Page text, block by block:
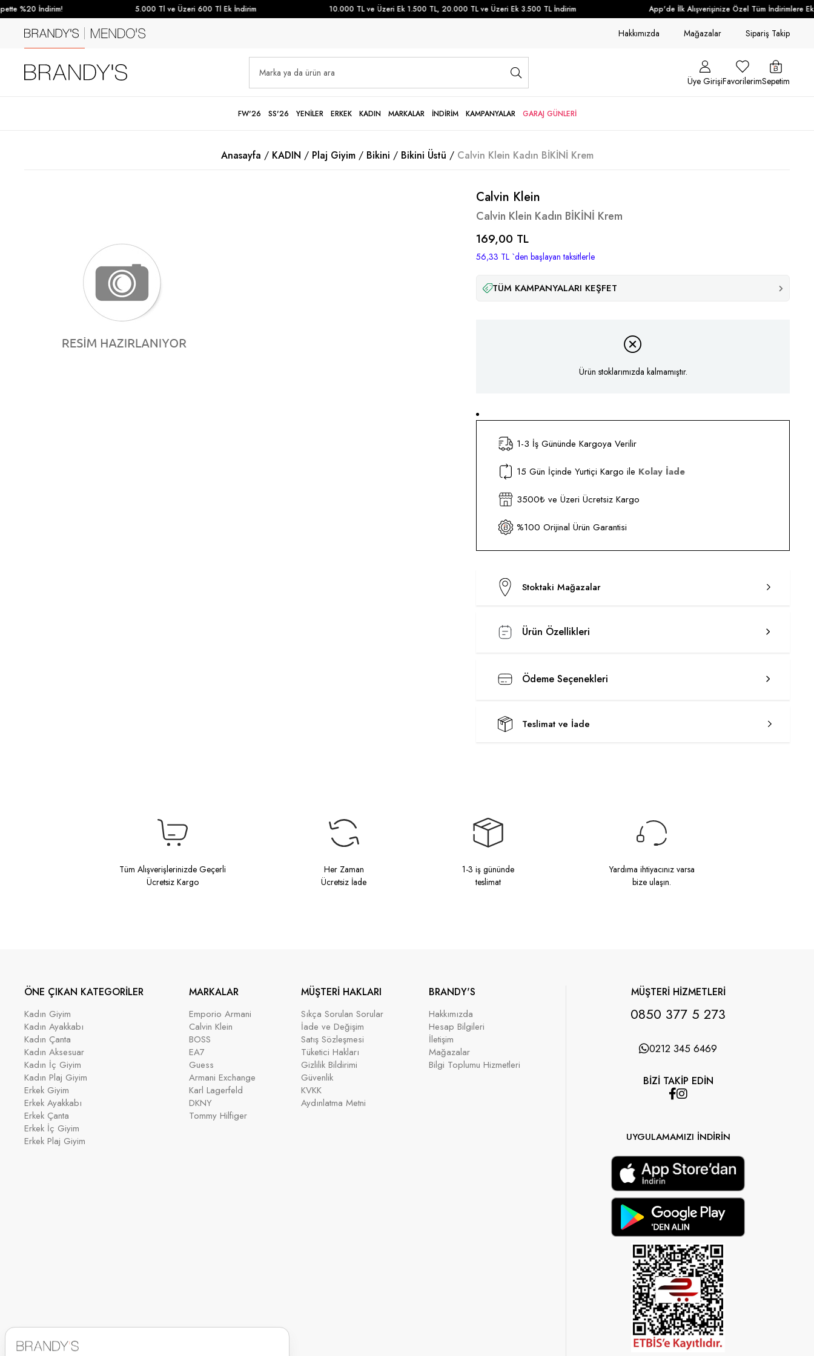
%20 İndirim! 5.000 Tl ve Üzeri 600 Tl Ek İndirim 10.000 TL ve Üzeri Ek 1.500 TL, 20.000 TL ve Üzeri Ek 3.500 TL İndirim App'de İlk Alışverişinize Özel Tüm İndirimlere Ek
Hakkımızda Mağazalar Sipariş Takip
Üye GirişiFavorilerimSepetim
FW'26 SS'26 YENİLER ERKEK KADIN MARKALAR İNDİRİM KAMPANYALAR GARAJ GÜNLERİ
Anasayfa KADIN Plaj Giyim Bikini Bikini Üstü Calvin Klein Kadın BİKİNİ Krem
Calvin Klein
Calvin Klein Kadın BİKİNİ Krem
169,00 TL
56,33 TL `den başlayan taksitlerle
TÜM KAMPANYALARI KEŞFET
Ürün stoklarımızda kalmamıştır.
1-3 İş Gününde Kargoya Verilir
15 Gün İçinde Yurtiçi Kargo ile Kolay İade
3500₺ ve Üzeri Ücretsiz Kargo
%100 Orijinal Ürün Garantisi
Stoktaki Mağazalar
Ürün Özellikleri
Ödeme Seçenekleri
Teslimat ve İade
Tüm Alışverişlerinizde Geçerli
Ücretsiz Kargo
Her Zaman
Ücretsiz İade
1-3 iş gününde
teslimat
Yardıma ihtiyacınız varsa
bize ulaşın.
ÖNE ÇIKAN KATEGORİLER
Kadın Giyim
Kadın Ayakkabı
Kadın Çanta
Kadın Aksesuar
Kadın İç Giyim
Kadın Plaj Giyim
Erkek Giyim
Erkek Ayakkabı
Erkek Çanta
Erkek İç Giyim
Erkek Plaj Giyim
MARKALAR
Emporio Armani
Calvin Klein
BOSS
EA7
Guess
Armani Exchange
Karl Lagerfeld
DKNY
Tommy Hilfiger
MÜŞTERİ HAKLARI
Sıkça Sorulan Sorular
İade ve Değişim
Satış Sözleşmesi
Tüketici Hakları
Gizlilik Bildirimi
Güvenlik
KVKK
Aydınlatma Metni
BRANDY'S
Hakkımızda
Hesap Bilgileri
İletişim
Mağazalar
Bilgi Toplumu Hizmetleri
MÜŞTERİ HİZMETLERİ
0850 377 5 273
0212 345 6469
BİZİ TAKİP EDİN
UYGULAMAMIZI İNDİRİN